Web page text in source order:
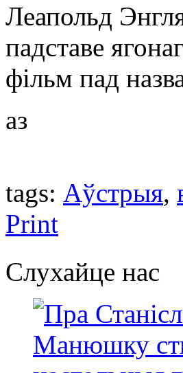
Леапольд
падставе
фільм пад
аз
tags: Аўстрыя,
Print
Слухайце нас